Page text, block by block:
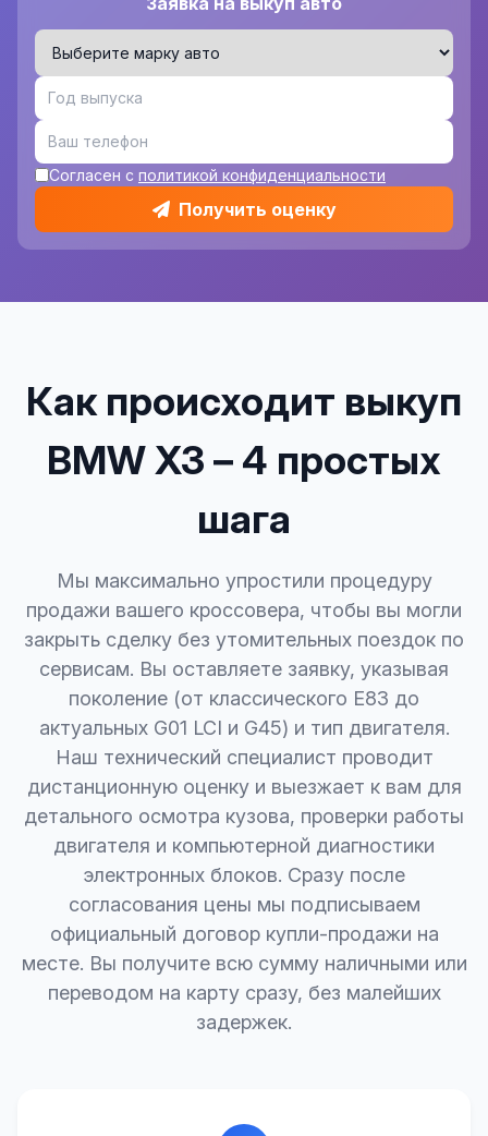
Согласен с политикой конфиденциальности
Получить оценку
Как происходит выкуп
BMW X3 – 4 простых
шага
Мы максимально упростили процедуру
продажи вашего кроссовера, чтобы вы могли
закрыть сделку без утомительных поездок по
сервисам. Вы оставляете заявку, указывая
поколение (от классического E83 до
актуальных G01 LCI и G45) и тип двигателя.
Наш технический специалист проводит
дистанционную оценку и выезжает к вам для
детального осмотра кузова, проверки работы
двигателя и компьютерной диагностики
электронных блоков. Сразу после
согласования цены мы подписываем
официальный договор купли-продажи на
месте. Вы получите всю сумму наличными или
переводом на карту сразу, без малейших
задержек.